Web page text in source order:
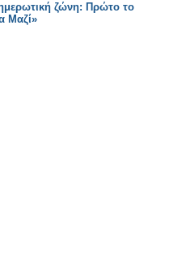
ζώνη: Πρώτο το
Μαζί»